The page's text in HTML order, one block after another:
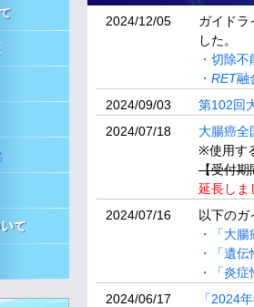
2024/12/05
ガイドラ
した。
・切除
・ RET融
2024/09/03
第102回
2024/07/18
大腸癌全
※使用す
【受付期
延長し
2024/07/16
以下の
・「大
・「遺
・「炎
2024/06/17
「2024